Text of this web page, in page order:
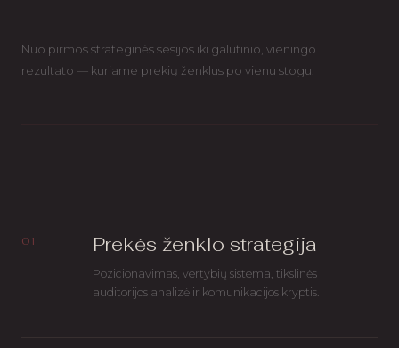
Nuo pirmos strateginės sesijos iki galutinio, vieningo
rezultato — kuriame prekių ženklus po vienu stogu.
01 Prekės ženklo strategija
Pozicionavimas, vertybių sistema, tikslinės
auditorijos analizė ir komunikacijos kryptis.